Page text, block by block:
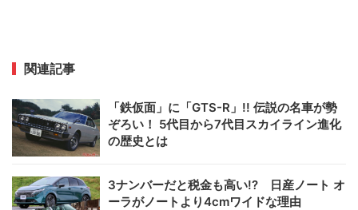
関連記事
「鉄仮面」に「GTS-R」!! 伝説の名車が勢
ぞろい！ 5代目から7代目スカイライン進化
の歴史とは
3ナンバーだと税金も高い!? 日産ノート オ
ーラがノートより4cmワイドな理由